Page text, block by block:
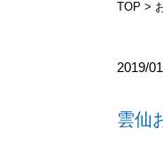
TOP >
2019/
雲仙